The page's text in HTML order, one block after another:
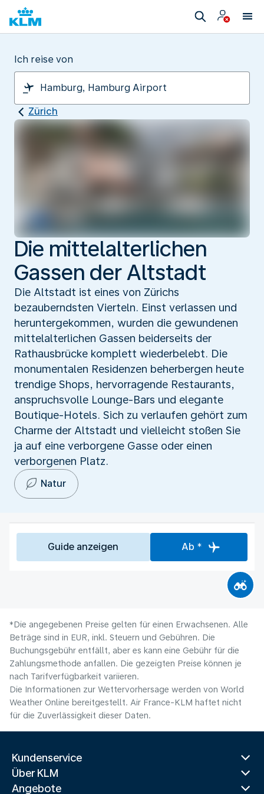
Ich reise von
Zürich
Die mittelalterlichen
Gassen der Altstadt
Die Altstadt ist eines von Zürichs
bezauberndsten Vierteln. Einst verlassen und
heruntergekommen, wurden die gewundenen
mittelalterlichen Gassen beiderseits der
Rathausbrücke komplett wiederbelebt. Die
monumentalen Residenzen beherbergen heute
trendige Shops, hervorragende Restaurants,
anspruchsvolle Lounge-Bars und elegante
Boutique-Hotels. Sich zu verlaufen gehört zum
Charme der Altstadt und vielleicht stoßen Sie
ja auf eine verborgene Gasse oder einen
verborgenen Platz.
Natur
Guide anzeigen Ab *
*Die angegebenen Preise gelten für einen Erwachsenen. Alle
Beträge sind in EUR, inkl. Steuern und Gebühren. Die
Buchungsgebühr entfällt, aber es kann eine Gebühr für die
Zahlungsmethode anfallen. Die gezeigten Preise können je
nach Tarifverfügbarkeit variieren.
Die Informationen zur Wettervorhersage werden von World
Weather Online bereitgestellt. Air France-KLM haftet nicht
für die Zuverlässigkeit dieser Daten.
Kundenservice
Über KLM
Angebote